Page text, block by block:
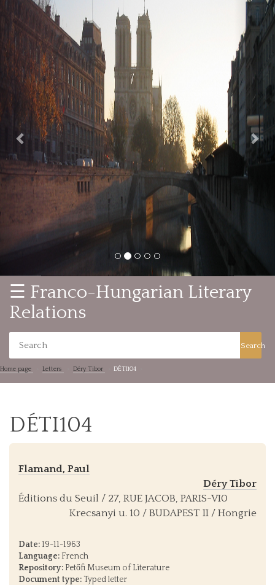
Previous
☰ Franco-Hungarian Literary
Relations
Search
Home page Letters Déry Tibor DÉTI104
DÉTI104
Flamand, Paul
Déry Tibor
Éditions du Seuil / 27, RUE JACOB, PARIS-VI0
Krecsanyi u. 10 / BUDAPEST II / Hongrie
Date:19-11-1963
Language: French
Repository: Petőfi Museum of Literature
Document type: Typed letter